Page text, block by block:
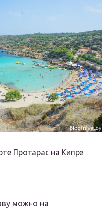
Протарас на Кипре
можно на